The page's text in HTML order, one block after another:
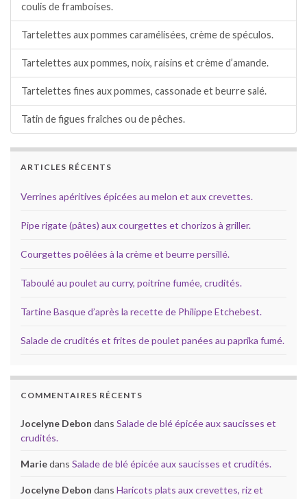
coulis de framboises.
Tartelettes aux pommes caramélisées, crème de spéculos.
Tartelettes aux pommes, noix, raisins et crème d’amande.
Tartelettes fines aux pommes, cassonade et beurre salé.
Tatin de figues fraîches ou de pêches.
ARTICLES RÉCENTS
Verrines apéritives épicées au melon et aux crevettes.
Pipe rigate (pâtes) aux courgettes et chorizos à griller.
Courgettes poêlées à la crème et beurre persillé.
Taboulé au poulet au curry, poitrine fumée, crudités.
Tartine Basque d’après la recette de Philippe Etchebest.
Salade de crudités et frites de poulet panées au paprika fumé.
COMMENTAIRES RÉCENTS
Jocelyne Debon dans Salade de blé épicée aux saucisses et
crudités.
Mariedans Salade de blé épicée aux saucisses et crudités.
Jocelyne Debon dans Haricots plats aux crevettes, riz et